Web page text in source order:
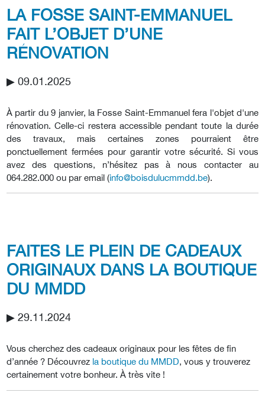
LA FOSSE SAINT-EMMANUEL
FAIT L’OBJET D’UNE
RÉNOVATION
▶︎ 09.01.2025
À partir du 9 janvier, la Fosse Saint-Emmanuel fera l'objet d'une
rénovation. Celle-ci restera accessible pendant toute la durée
des travaux, mais certaines zones pourraient être
ponctuellement fermées pour garantir votre sécurité. Si vous
avez des questions, n’hésitez pas à nous contacter au
064.282.000 ou par email (info@boisdulucmmdd.be).
FAITES LE PLEIN DE CADEAUX
ORIGINAUX DANS LA BOUTIQUE
DU MMDD
▶︎ 29.11.2024
Vous cherchez des cadeaux originaux pour les fêtes de fin
d’année ? Découvrez la boutique du MMDD, vous y trouverez
certainement votre bonheur. À très vite !